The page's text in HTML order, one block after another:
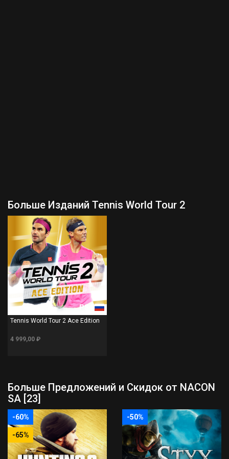
Больше Изданий Tennis World Tour 2
PS4
Tennis World Tour 2 Ace Edition
4 999,00 ₽
Больше Предложений и Скидок от NACON
SA [23]
-60%
-65%
-50%